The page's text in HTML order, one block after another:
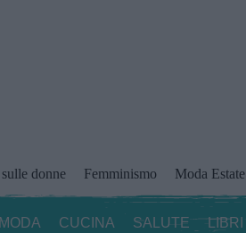
donne Femminismo Moda Estate
MODA CUCINA SALUTE LIBRI